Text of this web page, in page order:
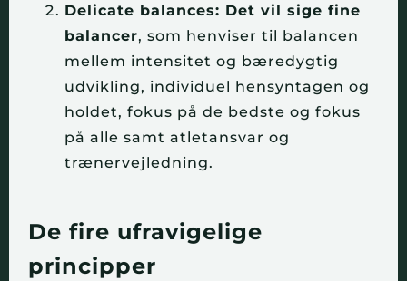
Delicate balances: Det vil sige fine
balancer, som henviser til balancen
mellem intensitet og bæredygtig
udvikling, individuel hensyntagen og
holdet, fokus på de bedste og fokus
på alle samt atletansvar og
trænervejledning.
De fire ufravigelige
principper